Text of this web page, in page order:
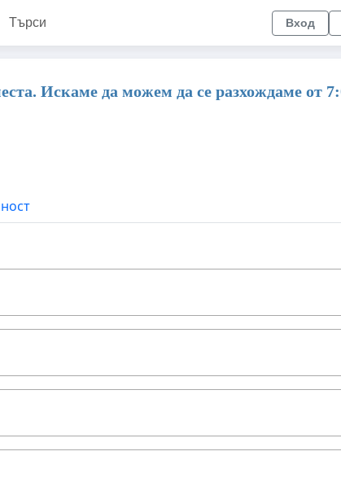
Търси Вход
Искаме да можем да се разхождаме от